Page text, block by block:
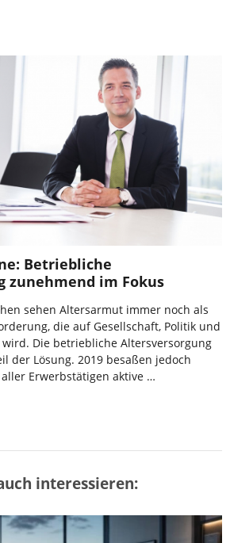
Betriebliche
zunehmend im Fokus
sehen Altersarmut immer noch als
die auf Gesellschaft, Politik und
Die betriebliche Altersversorgung
der Lösung. 2019 besaßen jedoch
Erwerbstätigen aktive …
interessieren: